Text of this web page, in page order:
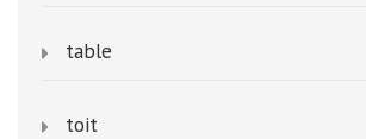
table
toit